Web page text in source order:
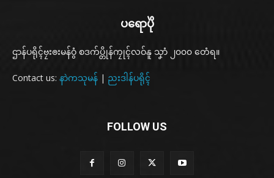
ပရောပိုဲ
ဌာန်ပရိုၚ်ဗၠးၜးမန်ဝွံ စဒက်ပ္တိုန်ကၠုၚ်လဝ်နူ သၞာံ ၂၀၀၀ တေံရ။
Contact us: နာဲကသုမန် | ညးဒါန်ပရိုၚ်
FOLLOW US